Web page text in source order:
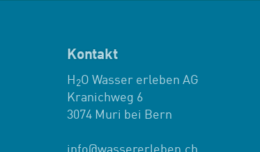
Kontakt
H 2O Wasser erleben AG
Kranichweg 6
3074 Muri bei Bern